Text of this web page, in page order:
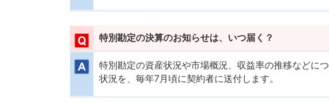
特別勘定の決算のお知らせは、いつ届く？
特別勘定の資産状況や市場概況、収益率の推移などに
状況を、毎年7月頃に契約者に送付します。